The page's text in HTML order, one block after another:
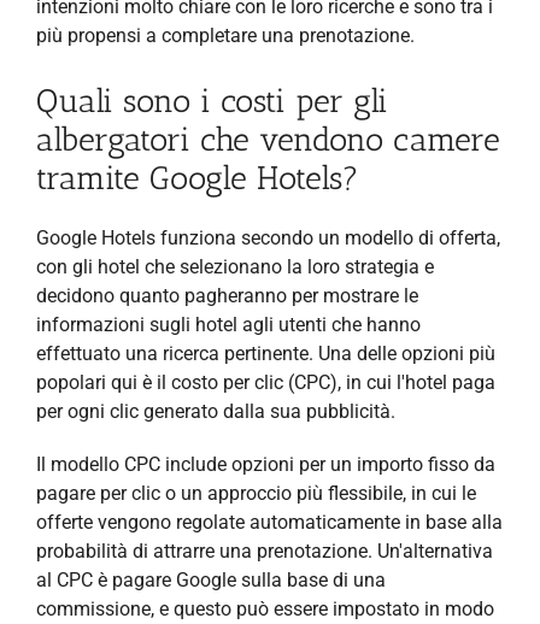
intenzioni molto chiare con le loro ricerche e sono tra i
più propensi a completare una prenotazione.
Quali sono i costi per gli
albergatori che vendono camere
tramite Google Hotels?
Google Hotels funziona secondo un modello di offerta,
con gli hotel che selezionano la loro strategia e
decidono quanto pagheranno per mostrare le
informazioni sugli hotel agli utenti che hanno
effettuato una ricerca pertinente. Una delle opzioni più
popolari qui è il costo per clic (CPC), in cui l'hotel paga
per ogni clic generato dalla sua pubblicità.
Il modello CPC include opzioni per un importo fisso da
pagare per clic o un approccio più flessibile, in cui le
offerte vengono regolate automaticamente in base alla
probabilità di attrarre una prenotazione. Un'alternativa
al CPC è pagare Google sulla base di una
commissione, e questo può essere impostato in modo